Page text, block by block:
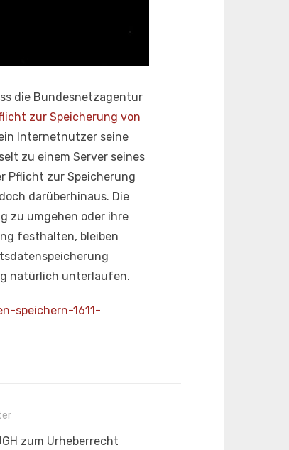
die Bundesnetzagentur
zur Speicherung von
Internetnutzer seine
zu einem Server seines
Pflicht zur Speicherung
darüberhinaus. Die
zu umgehen oder ihre
festhalten, bleiben
natürlich unterlaufen.
speichern-1611-
zum Urheberrecht